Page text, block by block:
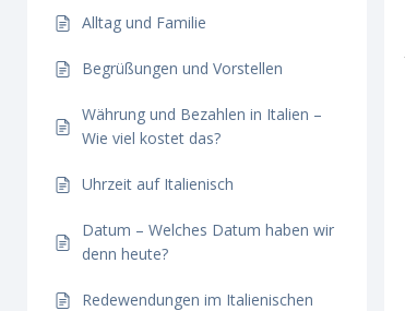
Alltag und Familie
Begrüßungen und Vorstellen
Währung und Bezahlen in Italien –
Wie viel kostet das?
Uhrzeit auf Italienisch
Datum – Welches Datum haben wir
denn heute?
Redewendungen im Italienischen